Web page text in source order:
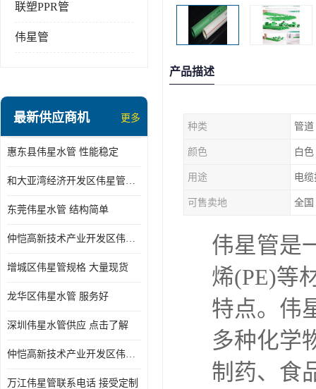
联塑PPR管
伟星管
最新供应商机 更多
惠东县伟星水管 性能稳定
和大亚湾经济开发区伟星管批发
东莞伟星水管 结构简单
仲恺高新技术产业开发区伟星管型号 技术成熟
增城区伟星管规格 大量现货
龙华区伟星水管 服务好
深圳伟星水管供应 点击了解
仲恺高新技术产业开发区伟星水管 大量现货
万江伟星管联系电话 接受定制
产品描述
种类 管道
颜色 白
用途 电
可售卖地 全国
伟星管是
烯(PE)等
特点。伟
多种化学
制药、食